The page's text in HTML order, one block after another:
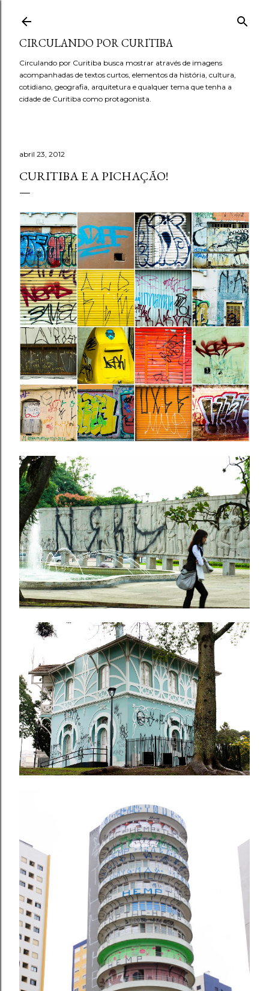
CIRCULANDO POR CURITIBA
Circulando por Curitiba busca mostrar através de imagens
acompanhadas de textos curtos, elementos da história, cultura,
cotidiano, geografia, arquitetura e qualquer tema que tenha a
cidade de Curitiba como protagonista.
abril 23, 2012
CURITIBA E A PICHAÇÃO!